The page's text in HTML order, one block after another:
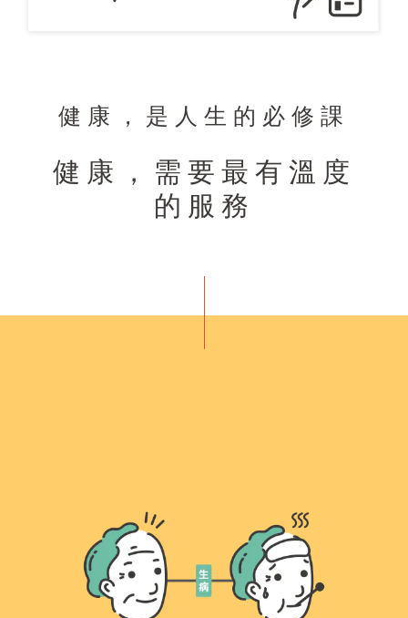
健康，是人生的必修課
健康，需要最有溫度
的服務